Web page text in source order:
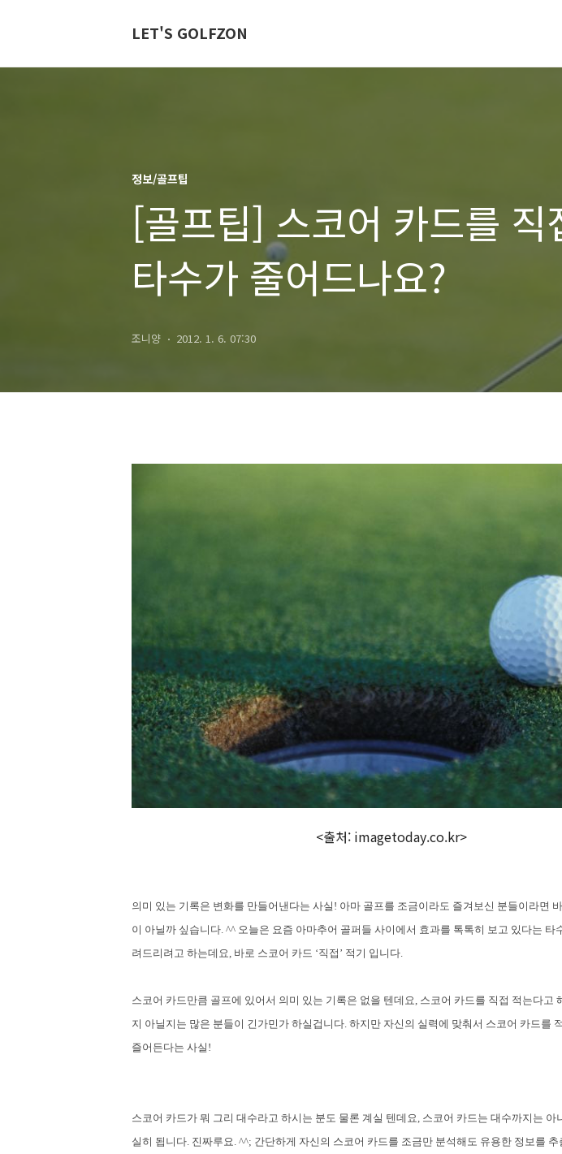
LET'S GOLFZON
정보/골프팁
[골프팁] 스코어 카드를 직
타수가 줄어드나요?
조니양 2012. 1. 6. 07:30
<출처: imagetoday.co.kr>
의미 있는 기록은 변화를 만들어낸다는 사실 ! 아마 골프를 조금이라도 즐겨보신 분들이라면
이 아닐까 싶습니다. ^^ 오늘은 요즘 아마추어 골퍼들 사이에서 효과를 톡톡히 보고 있다는 타
려드리려고 하는데요, 바로 스코어 카드 ‘직접 ’ 적기 입니다.
스코어 카드만큼 골프에 있어서 의미 있는 기록은 없을 텐데요, 스코어 카드를 직접 적는다고
지 아닐지는 많은 분들이 긴가민가 하실겁니다. 하지만 자신의 실력에 맞춰서 스코어 카드를
즐어든다는 사실 !
스코어 카드가 뭐 그리 대수라고 하시는 분도 물론 계실 텐데요, 스코어 카드는 대수까지는 아
실히 됩니다. 진짜루요. ^^; 간단하게 자신의 스코어 카드를 조금만 분석해도 유용한 정보를 추